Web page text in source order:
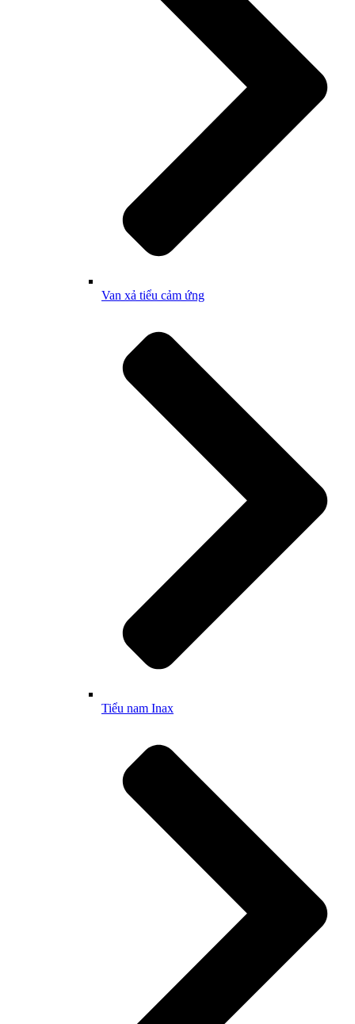
Van xả tiểu cảm ứng
Tiểu nam Inax